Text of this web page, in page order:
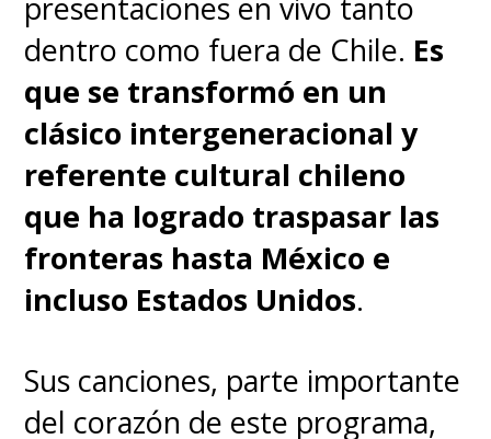
presentaciones en vivo tanto
dentro como fuera de Chile. Es
que se transformó en un
clásico intergeneracional y
referente cultural chileno
que ha logrado traspasar las
fronteras hasta México e
incluso Estados Unidos.
Sus canciones, parte importante
del corazón de este programa,